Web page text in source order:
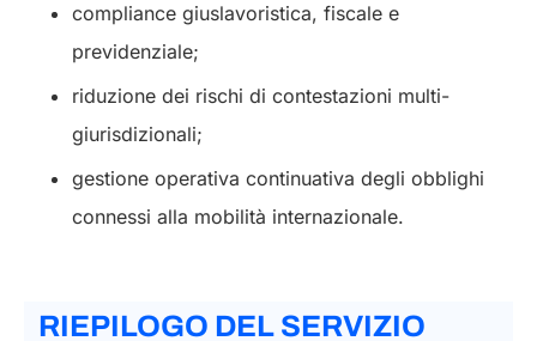
compliance giuslavoristica, fiscale e
previdenziale;
riduzione dei rischi di contestazioni multi-
giurisdizionali;
gestione operativa continuativa degli obblighi
connessi alla mobilità internazionale.
RIEPILOGO DEL SERVIZIO